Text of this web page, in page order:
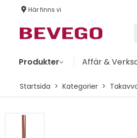
Här finns vi
Produkter Affär &
Startsida Kategorier